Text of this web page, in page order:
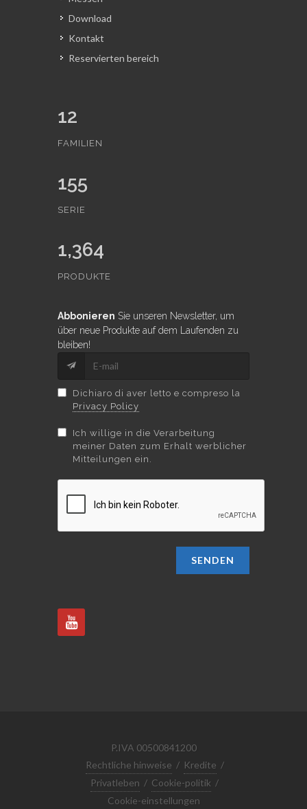
Download
Kontakt
Reservierten bereich
12
FAMILIEN
155
SERIE
1,364
PRODUKTE
Abbonieren Sie unseren Newsletter, um
über neue Produkte auf dem Laufenden zu
bleiben!
Dichiaro di aver letto e compreso la
Privacy Policy
Ich willige in die Verarbeitung
meiner Daten zum Erhalt werblicher
Mitteilungen ein.
SENDEN
P.IVA 00500841200
Rechtliche hinweise / Kredite /
Privatleben / Cookie-politik /
Cookie-einstellungen